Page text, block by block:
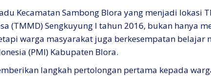
Kecamatan Sambong Blora yang menjadi lokasi
(TMMD) Sengkuyung I tahun 2016, bukan hanya
warga masyarakat juga berkesempatan belajar
(PMI) Kabupaten Blora.
langkah pertolongan pertama kepada